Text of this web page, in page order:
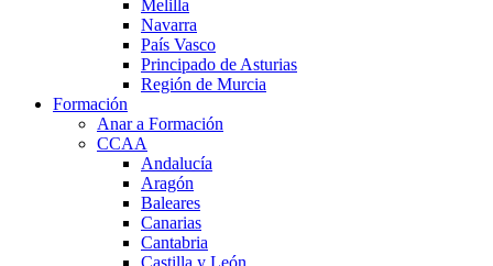
Melilla
Navarra
País Vasco
Principado de Asturias
Región de Murcia
Formación
Anar a Formación
CCAA
Andalucía
Aragón
Baleares
Canarias
Cantabria
Castilla y León